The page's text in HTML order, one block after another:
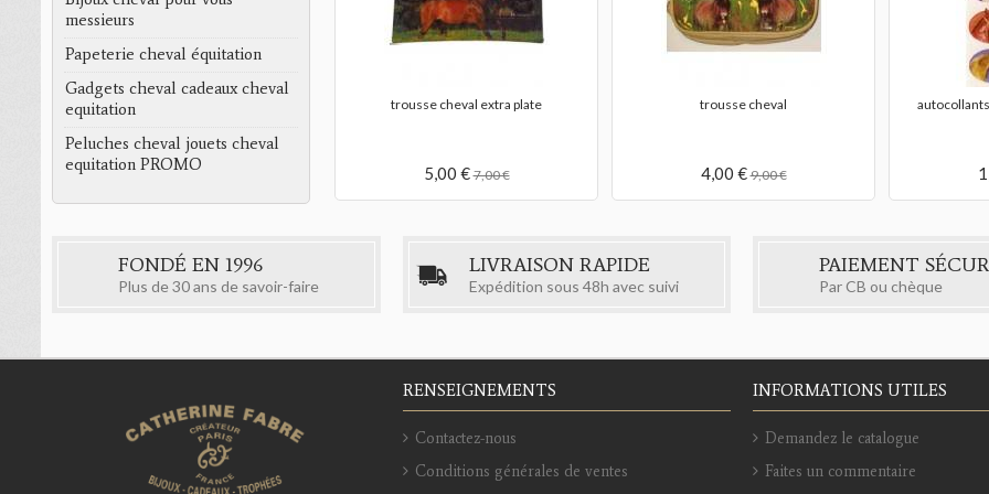
1,50 €3,00 €
planche de stickers cheval bloc note cheval
trousse
messieurs
Papeterie cheval équitation
Gadgets cheval cadeaux cheval
equitation
Peluches cheval jouets cheval
equitation PROMO
FONDÉ EN 1996
Plus de 30 ans de savoir-faire
LIVRAISON RAPIDE
Expédition sous 48h avec suivi
PAIEMENT
Par CB ou chèque
RENSEIGNEMENTS
Contactez-nous
Conditions générales de ventes
INFORMATIONS UTILES
Demandez le catalogue
Faites un commentaire